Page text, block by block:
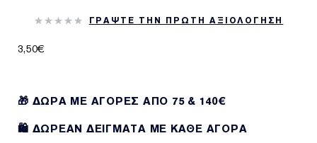
ΓΡΑΨΤΕ ΤΗΝ ΠΡΩΤΗ ΑΞΙΟΛΟΓΗΣΗ
3,50€
🎁 ΔΩΡΑ ΜΕ ΑΓΟΡΕΣ ΑΠΌ 75 & 140€
🛍️ ΔΩΡΕΑΝ ΔΕΙΓΜΑΤΑ ΜΕ ΚΑΘΕ ΑΓΟΡΑ